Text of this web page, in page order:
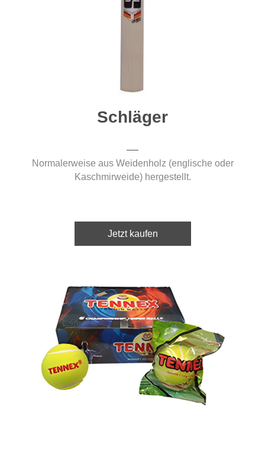
Schläger
Normalerweise aus Weidenholz (englische oder
Kaschmirweide) hergestellt.
Jetzt kaufen